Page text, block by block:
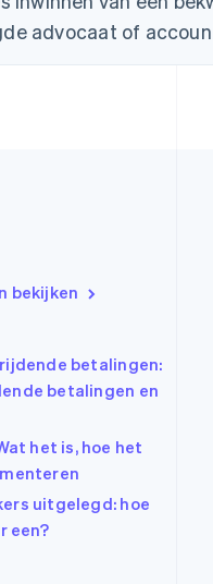
advocaat of
bekijken
betalingen:
betalingen en
het is, hoe het
uitgelegd: hoe
een?